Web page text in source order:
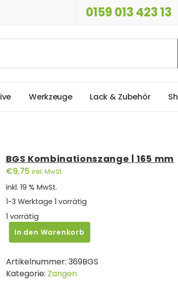
0159 013 423 13
ive Werkzeuge Lack & Zubehör Sh
BGS Kombinationszange | 165 mm
€9,75 inkl. MwSt.
inkl. 19 % MwSt.
1-3 Werktage 1 vorrätig
1 vorrätig
BGS
Kombinationszange
165
mm
In den Warenkorb
Artikelnummer: 369BGS
Kategorie: Zangen